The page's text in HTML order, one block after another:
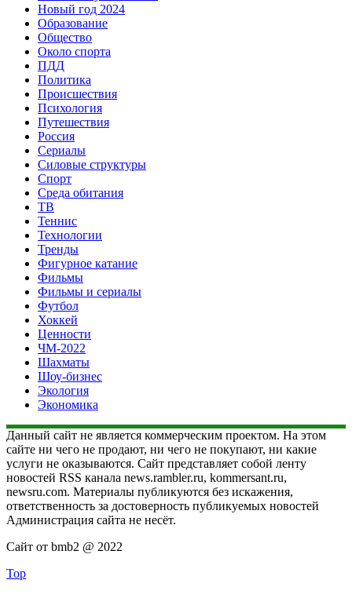
Новый год 2024
Образование
Общество
Около спорта
ПДД
Политика
Происшествия
Психология
Путешествия
Россия
Сериалы
Силовые структуры
Спорт
Среда обитания
ТВ
Теннис
Технологии
Тренды
Фигурное катание
Фильмы
Фильмы и сериалы
Футбол
Хоккей
Ценности
ЧМ-2022
Шахматы
Шоу-бизнес
Экология
Экономика
Данный сайт не является коммерческим проектом. На этом
сайте ни чего не продают, ни чего не покупают, ни какие
услуги не оказываются. Сайт представляет собой ленту
новостей RSS канала news.rambler.ru, kommersant.ru,
newsru.com. Материалы публикуются без искажения,
ответственность за достоверность публикуемых новостей
Администрация сайта не несёт.
Сайт от bmb2 @ 2022
Top